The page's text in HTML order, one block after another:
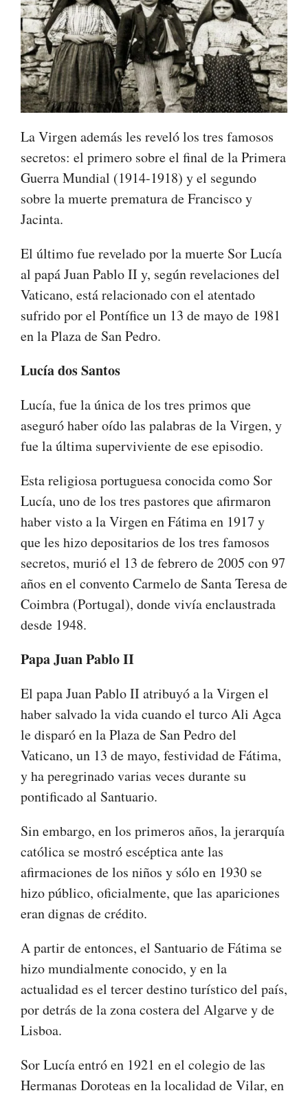
La Virgen además les reveló los tres famosos
secretos: el primero sobre el final de la Primera
Guerra Mundial (1914-1918) y el segundo
sobre la muerte prematura de Francisco y
Jacinta.
El último fue revelado por la muerte Sor Lucía
al papá Juan Pablo II y, según revelaciones del
Vaticano, está relacionado con el atentado
sufrido por el Pontífice un 13 de mayo de 1981
en la Plaza de San Pedro.
Lucía dos Santos
Lucía, fue la única de los tres primos que
aseguró haber oído las palabras de la Virgen, y
fue la última superviviente de ese episodio.
Esta religiosa portuguesa conocida como Sor
Lucía, uno de los tres pastores que afirmaron
haber visto a la Virgen en Fátima en 1917 y
que les hizo depositarios de los tres famosos
secretos, murió el 13 de febrero de 2005 con 97
años en el convento Carmelo de Santa Teresa de
Coimbra (Portugal), donde vivía enclaustrada
desde 1948.
Papa Juan Pablo II
El papa Juan Pablo II atribuyó a la Virgen el
haber salvado la vida cuando el turco Ali Agca
le disparó en la Plaza de San Pedro del
Vaticano, un 13 de mayo, festividad de Fátima,
y ha peregrinado varias veces durante su
pontificado al Santuario.
Sin embargo, en los primeros años, la jerarquía
católica se mostró escéptica ante las
afirmaciones de los niños y sólo en 1930 se
hizo público, oficialmente, que las apariciones
eran dignas de crédito.
A partir de entonces, el Santuario de Fátima se
hizo mundialmente conocido, y en la
actualidad es el tercer destino turístico del país,
por detrás de la zona costera del Algarve y de
Lisboa.
Sor Lucía entró en 1921 en el colegio de las
Hermanas Doroteas en la localidad de Vilar, en